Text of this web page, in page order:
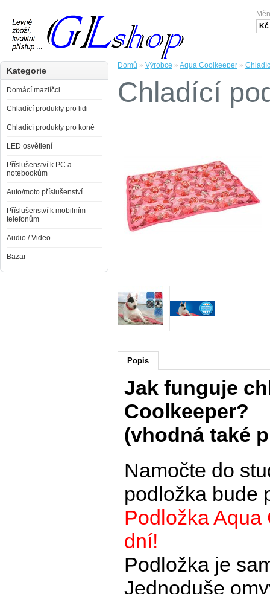
Kč
Kategorie
Domácí mazlíčci
Chladící produkty pro lidi
Chladící produkty pro koně
LED osvětlení
Příslušenství k PC a
notebookům
Auto/moto příslušenství
Příslušenství k mobilním
telefonům
Audio / Video
Bazar
Domů » Výrobce » Aqua Coolkeeper »
Chladící
Popis
Jak funguje
Coolkeeper?
(vhodná také
Namočte do
podložka bude
Podložka
dní!
Podložka je
Jednoduše